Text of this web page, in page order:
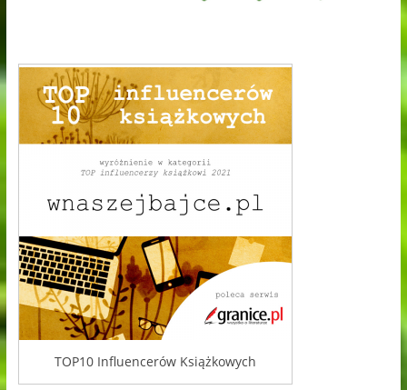
TOP10 Influencerów Książkowych